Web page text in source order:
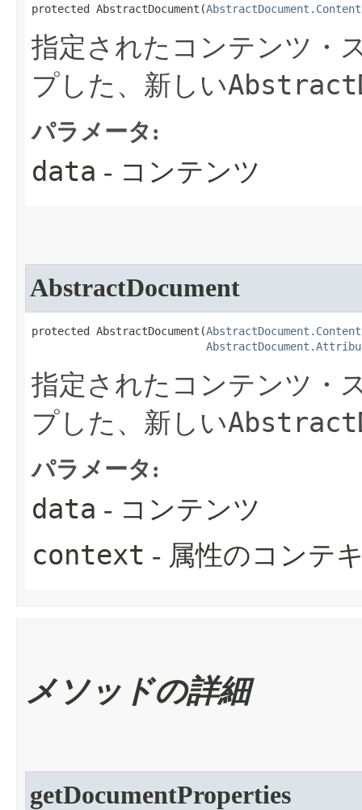
protected AbstractDocument​(AbstractDocument.Content
指定されたコンテンツ・
プした、新しい
パラメータ:
data - コンテンツ
AbstractDocument
protected AbstractDocument​(AbstractDocument.Content
指定されたコンテンツ・
プした、新しい
パラメータ:
data - コンテンツ
context - 属性のコンテ
メソッドの詳細
getDocumentProperties